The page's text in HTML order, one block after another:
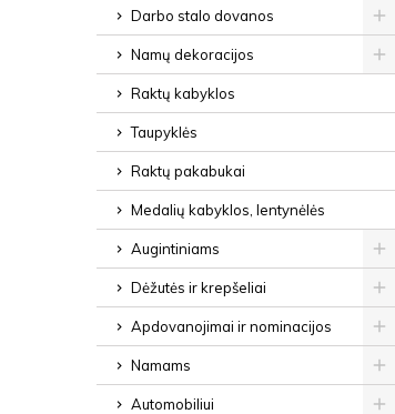
Darbo stalo dovanos
Namų dekoracijos
Raktų kabyklos
Taupyklės
Raktų pakabukai
Medalių kabyklos, lentynėlės
Augintiniams
Dėžutės ir krepšeliai
Apdovanojimai ir nominacijos
Namams
Automobiliui